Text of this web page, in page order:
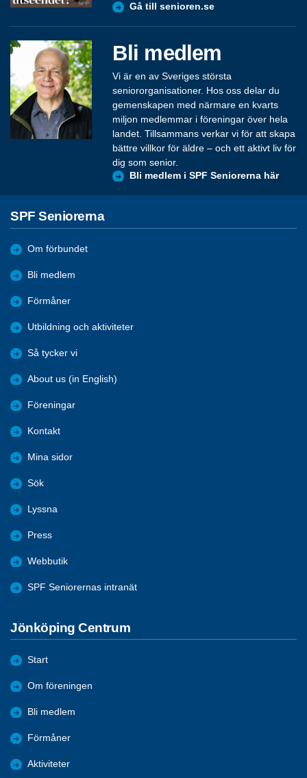
Gå till senioren.se
Bli medlem
Vi är en av Sveriges största
seniororganisationer. Hos oss delar du
gemenskapen med närmare en kvarts
miljon medlemmar i föreningar över hela
landet. Tillsammans verkar vi för att skapa
bättre villkor för äldre – och ett aktivt liv för
dig som senior.
Bli medlem i SPF Seniorerna här
SPF Seniorerna
Om förbundet
Bli medlem
Förmåner
Utbildning och aktiviteter
Så tycker vi
About us (in English)
Föreningar
Kontakt
Mina sidor
Sök
Lyssna
Press
Webbutik
SPF Seniorernas intranät
Jönköping Centrum
Start
Om föreningen
Bli medlem
Förmåner
Aktiviteter